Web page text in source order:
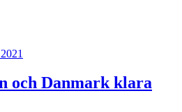
och Danmark klara